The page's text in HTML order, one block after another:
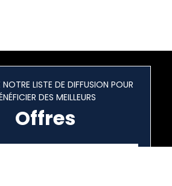
LISTE DE DIFFUSION POUR
DES MEILLEURS
Offres